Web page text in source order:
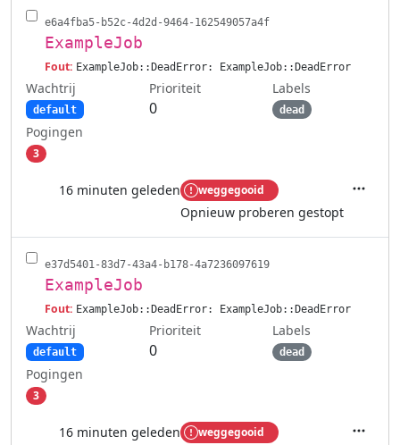
e6a4fba5-b52c-4d2d-9464-162549057a4f
ExampleJob
Fout: ExampleJob::DeadError: ExampleJob::DeadError
Wachtrij
default
Prioriteit
0
Labels
dead
Pogingen
3
16 minuten geleden weggegooid
Opnieuw proberen gestopt
e37d5401-83d7-43a4-b178-4a7236097619
ExampleJob
Fout: ExampleJob::DeadError: ExampleJob::DeadError
Wachtrij
default
Prioriteit
0
Labels
dead
Pogingen
3
16 minuten geleden weggegooid